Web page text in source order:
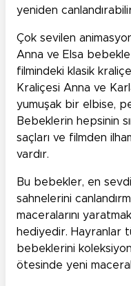
yeniden
Çok sevilen
Anna ve Elsa
filmindeki klasik
Kraliçesi Anna ve
yumuşak bir elbise,
Bebeklerin hepsinin
saçları ve filmden
vardır.
Bu bebekler, en
sahnelerini
maceralarını
hediyedir. Hayranlar
bebeklerini
ötesinde yeni